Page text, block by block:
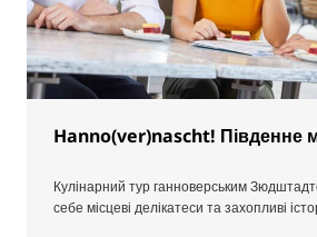
Hanno(ver)nascht! Південне
Кулінарний тур ганноверським
себе місцеві делікатеси та захопливі